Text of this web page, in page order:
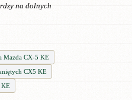
na dolnych
Mazda CX-5 KE
CX5 KE
KE